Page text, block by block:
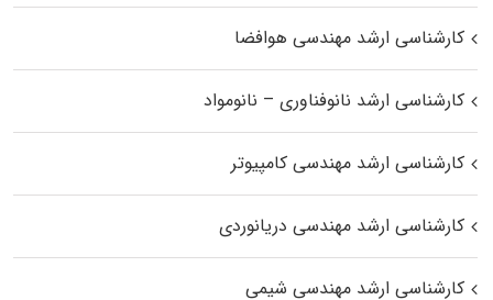
کارشناسی ارشد مهندسی هوافضا
کارشناسی ارشد نانوفناوری – نانومواد
کارشناسی ارشد مهندسی کامپیوتر
کارشناسی ارشد مهندسی دریانوردی
کارشناسی ارشد مهندسی شیمی